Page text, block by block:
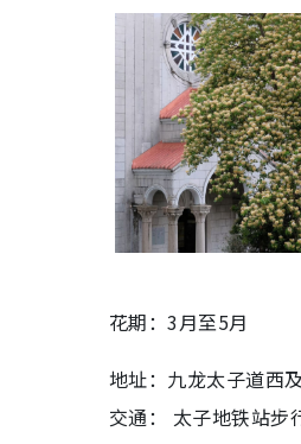
花期：3月至5月
地址：九龙太子道西
交通： 太子地铁站步